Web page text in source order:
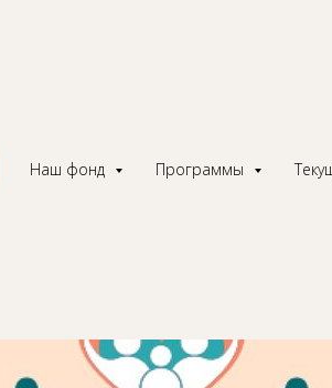
Наш фонд Программы
назад мы